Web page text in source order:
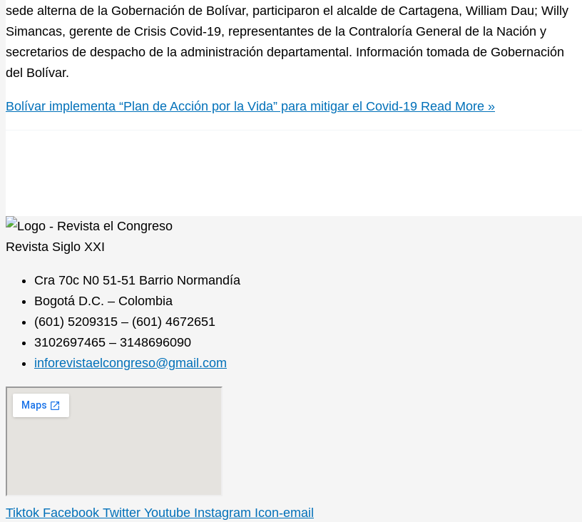
sede alterna de la Gobernación de Bolívar, participaron el alcalde de Cartagena, William Dau; Willy
Simancas, gerente de Crisis Covid-19, representantes de la Contraloría General de la Nación y
secretarios de despacho de la administración departamental. Información tomada de Gobernación
del Bolívar.
Bolívar implementa “Plan de Acción por la Vida” para mitigar el Covid-19 Read More »
Revista Siglo XXI
Cra 70c N0 51-51 Barrio Normandía
Bogotá D.C. – Colombia
(601) 5209315 – (601) 4672651
3102697465 – 3148696090
inforevistaelcongreso@gmail.com
Tiktok Facebook Twitter Youtube Instagram Icon-email